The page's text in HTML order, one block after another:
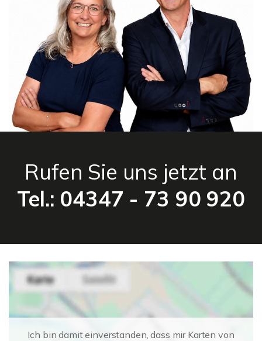
Rufen Sie uns jetzt an
Tel.: 04347 - 73 90 920
Ich bin damit einverstanden, dass mir Karten von